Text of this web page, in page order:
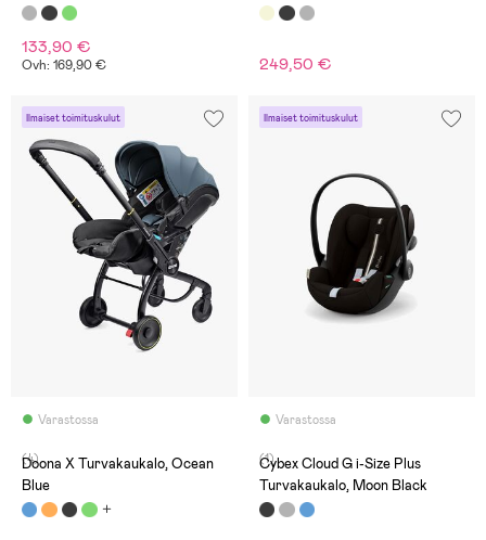
Graphite
133,90 €
Ovh: 169,90 € 249,50 €
Ilmaiset toimituskulut
Varastossa
(4)
Doona X Turvakaukalo, Ocean
Blue
Ilmaiset toimituskulut
Varastossa
(1)
Cybex Cloud G i-Size Plus
Turvakaukalo, Moon Black